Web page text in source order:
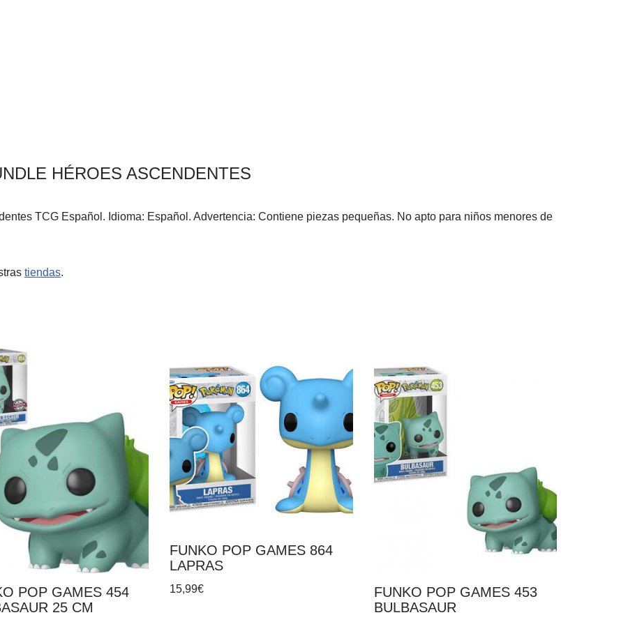
HÉROES ASCENDENTES
TCG Español. Idioma: Español. Advertencia: Contiene piezas pequeñas. No apto para niños menores de
tiendas.
POP GAMES 454
25 CM
FUNKO POP GAMES 864
LAPRAS
15,99€
FUNKO POP GAMES 453
BULBASAUR